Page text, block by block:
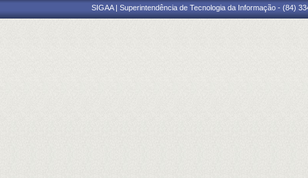
SIGAA | Superintendência de Tecnologia da Informação - (84)